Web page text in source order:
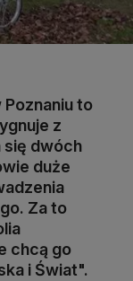
to
z
się dwóch
duże
Za to
chcą go
i Świat".